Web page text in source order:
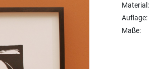
Material
Auflage
Maße